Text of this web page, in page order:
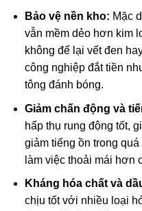
Bảo vệ nền kho: Mặc
vẫn mềm dẻo hơn kim
không để lại vết đen
công nghiệp đắt tiền
tông đánh bóng.
Giảm chấn động và
hấp thụ rung động tốt,
giảm tiếng ồn trong
làm việc thoải mái hơn
Kháng hóa chất và
chịu tốt với nhiều loại